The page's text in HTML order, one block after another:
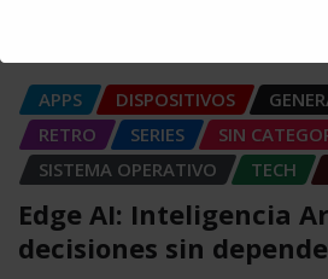
APPS DISPOSITIVOS
RETRO
SERIES
SIN
SISTEMA OPERATIVO
TECH
Edge AI: Inteligencia
decisiones sin